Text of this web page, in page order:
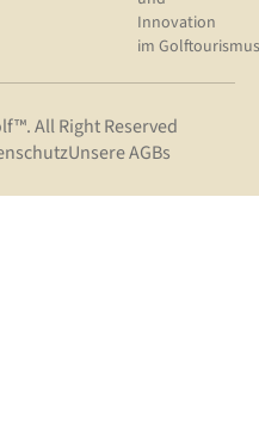
Innovation
im
All Right Reserved
Unsere AGBs